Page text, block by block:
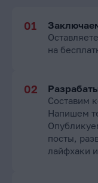
на
Составим
Напишем
посты,
лайфхаки